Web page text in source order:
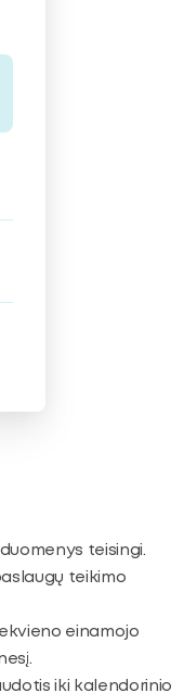
teisingi.
teikimo
einamojo
iki kalendorinio